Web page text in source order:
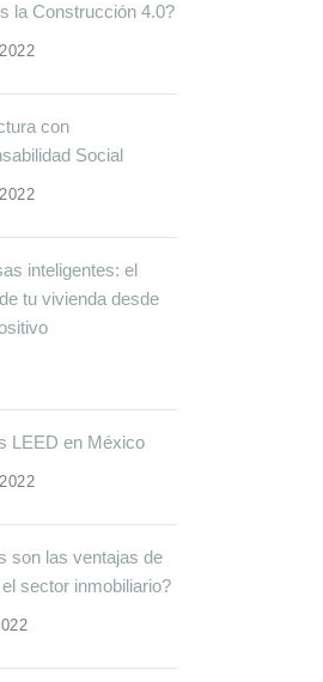
la Construcción 4.0?
con
Social
inteligentes: el
tu vivienda desde
LEED en México
son las ventajas de
sector inmobiliario?